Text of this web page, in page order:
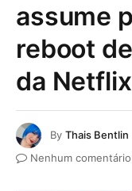
assume
reboot
da Netflix
By Thais Bentlin
Nenhum comentário